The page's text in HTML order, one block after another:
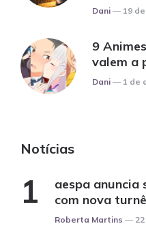
Posted
Dani 19
9
valem a
Posted
Dani 1 de
Notícias
aespa anuncia
com nova
Posted
Roberta Martins